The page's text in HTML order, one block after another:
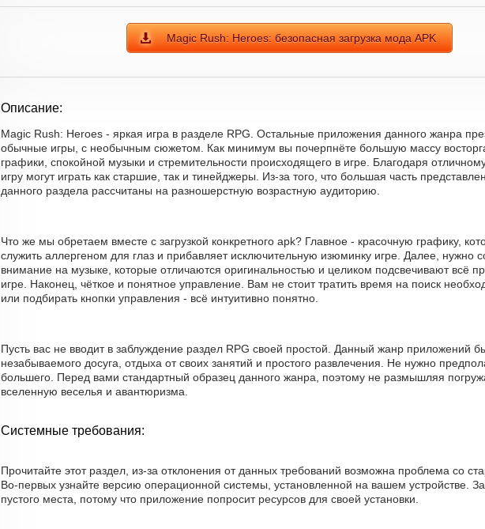
Magic Rush: Heroes: безопасная загрузка мода APK
Описание:
Magic Rush: Heroes - яркая игра в разделе RPG. Остальные приложения данного жанра
обычные игры, с необычным сюжетом. Как минимум вы почерпнёте большую массу
графики, спокойной музыки и стремительности происходящего в игре. Благодаря
игру могут играть как старшие, так и тинейджеры. Из-за того, что большая часть
данного раздела рассчитаны на разношерстную возрастную аудиторию.
Что же мы обретаем вместе с загрузкой конкретного apk? Главное - красочную графику,
служить аллергеном для глаз и прибавляет исключительную изюминку игре. Далее, нужно
внимание на музыке, которые отличаются оригинальностью и целиком подсвечивают всё
игре. Наконец, чёткое и понятное управление. Вам не стоит тратить время на поиск
или подбирать кнопки управления - всё интуитивно понятно.
Пусть вас не вводит в заблуждение раздел RPG своей простой. Данный жанр приложений
незабываемого досуга, отдыха от своих занятий и простого развлечения. Не нужно
большего. Перед вами стандартный образец данного жанра, поэтому не размышляя
вселенную веселья и авантюризма.
Системные требования:
Прочитайте этот раздел, из-за отклонения от данных требований возможна проблема со
Во-первых узнайте версию операционной системы, установленной на вашем устройстве.
пустого места, потому что приложение попросит ресурсов для своей установки.